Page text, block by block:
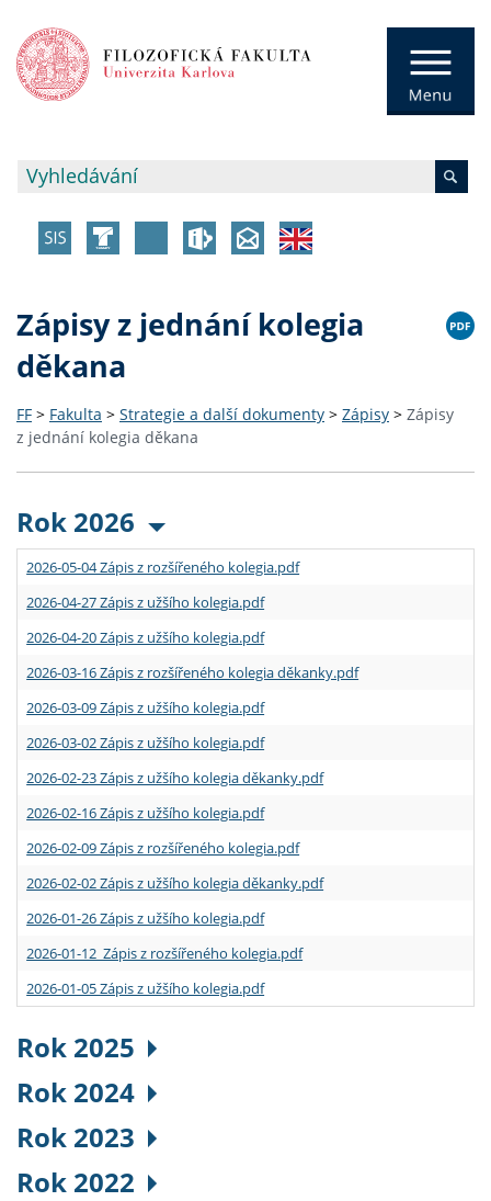
Zápisy z jednání kolegia
děkana
FF > Fakulta > Strategie a další dokumenty > Zápisy > Zápisy
z jednání kolegia děkana
Rok 2026
2026-05-04 Zápis z rozšířeného kolegia.pdf
2026-04-27 Zápis z užšího kolegia.pdf
2026-04-20 Zápis z užšího kolegia.pdf
2026-03-16 Zápis z rozšířeného kolegia děkanky.pdf
2026-03-09 Zápis z užšího kolegia.pdf
2026-03-02 Zápis z užšího kolegia.pdf
2026-02-23 Zápis z užšího kolegia děkanky.pdf
2026-02-16 Zápis z užšího kolegia.pdf
2026-02-09 Zápis z rozšířeného kolegia.pdf
2026-02-02 Zápis z užšího kolegia děkanky.pdf
2026-01-26 Zápis z užšího kolegia.pdf
2026-01-12 Zápis z rozšířeného kolegia.pdf
2026-01-05 Zápis z užšího kolegia.pdf
Rok 2025
Rok 2024
Rok 2023
Rok 2022